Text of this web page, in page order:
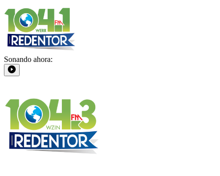
Sonando ahora: